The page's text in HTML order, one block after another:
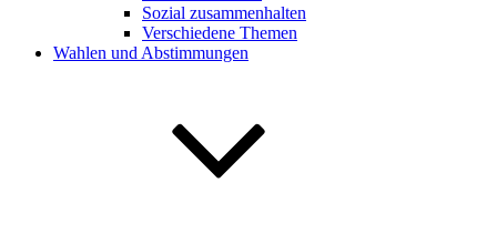
Sozial zusammenhalten
Verschiedene Themen
Wahlen und Abstimmungen